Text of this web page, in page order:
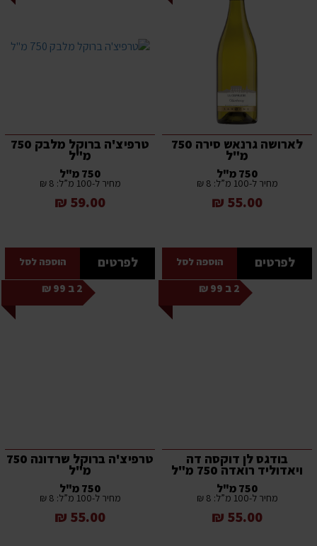
לארושה גרנאש סירה 750
מ"ל
750 מ"ל
מחיר ל-100 מ”ל: 8 ₪
55.00 ₪
לפרטים הוספה לסל
טרפיצ'ה ברוקל מלבק 750
מ"ל
750 מ"ל
מחיר ל-100 מ”ל: 8 ₪
59.00 ₪
לפרטים הוספה לסל
2 ב 99 ₪
בודגס לן דוקסה דה
ויאדוליד רואדה 750 מ"ל
750 מ"ל
מחיר ל-100 מ”ל: 8 ₪
55.00 ₪
2 ב 99 ₪
טרפיצ'ה ברוקל שרדונה 750
מ"ל
750 מ"ל
מחיר ל-100 מ”ל: 8 ₪
55.00 ₪